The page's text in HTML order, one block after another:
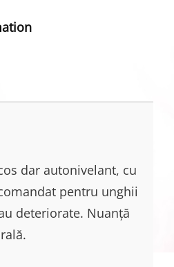
dar autonivelant, cu
pentru unghii
deteriorate. Nuanță